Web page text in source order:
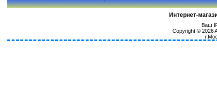
Интернет-
Ваш
Copyright © 2026